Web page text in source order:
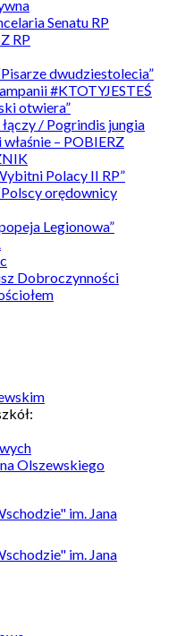
Senatu RP
RP
dwudziestolecia”
#KTOTYJESTEŚ
otwiera”
/ Pogrindis jungia
– POBIERZ
Polacy II RP”
orędownicy
Legionowa”
Dobroczynności
Olszewskiego